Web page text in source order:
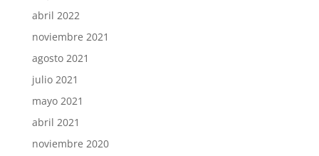
abril 2022
noviembre 2021
agosto 2021
julio 2021
mayo 2021
abril 2021
noviembre 2020